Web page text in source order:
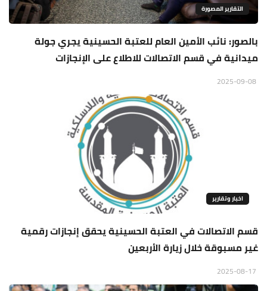
التقارير المصورة
بالصور: نائب الأمين العام للعتبة الحسينية يجري جولة
ميدانية في قسم الاتصالات للاطلاع على الإنجازات
اخبار وتقارير
قسم الاتصالات في العتبة الحسينية يحقق إنجازات رقمية
غير مسبوقة خلال زيارة الأربعين